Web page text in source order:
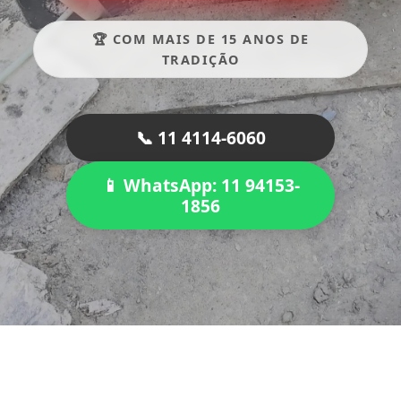
🏆 COM MAIS DE 15 ANOS DE
TRADIÇÃO
📞 11 4114-6060
📱 WhatsApp: 11 94153-
1856